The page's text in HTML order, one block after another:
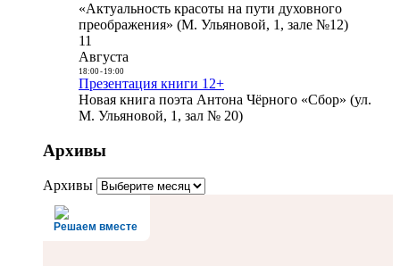
«Актуальность красоты на пути духовного
преображения» (М. Ульяновой, 1, зале №12)
11
Августа
18:00- 19:00
Презентация книги 12+
Новая книга поэта Антона Чёрного «Сбор» (ул.
М. Ульяновой, 1, зал № 20)
Архивы
Архивы
Решаем вместе